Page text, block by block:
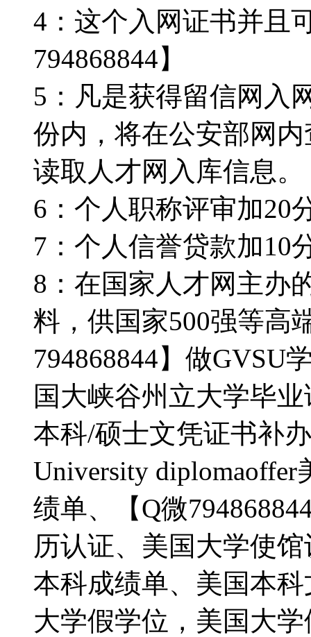
4：这个入网证书并且
794868844】
5：凡是获得留信网入
份内，将在公安部网
读取人才网入库信息。
6：个人职称评审加20
7：个人信誉贷款加10
8：在国家人才网主办
料，供国家500强等高
794868844】做GVSU
国大峡谷州立大学毕
本科/硕士文凭证书补
University
绩单、【Q微
历认证、美国大学使
本科成绩单、美国本
大学假学位，美国大